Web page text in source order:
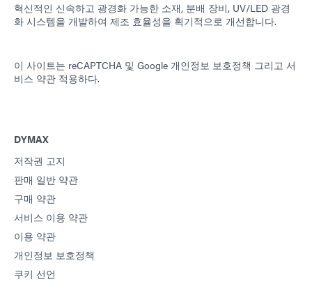
혁신적인 신속하고 광경화 가능한 소재, 분배 장비, UV/LED 광경
화 시스템을 개발하여 제조 효율성을 획기적으로 개선합니다.
이 사이트는 reCAPTCHA 및 Google 개인정보 보호정책 그리고 서
비스 약관 적용하다.
DYMAX
저작권 고지
판매 일반 약관
구매 약관
서비스 이용 약관
이용 약관
개인정보 보호정책
쿠키 선언